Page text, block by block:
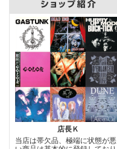
店長Ｋ
当店は帯欠品、極端に状態が悪